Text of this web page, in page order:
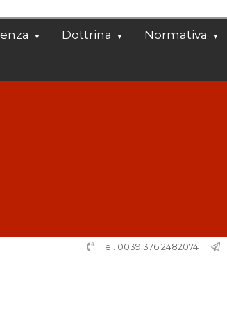
Dottrina Normativa
Tel. 0039 376 2482074